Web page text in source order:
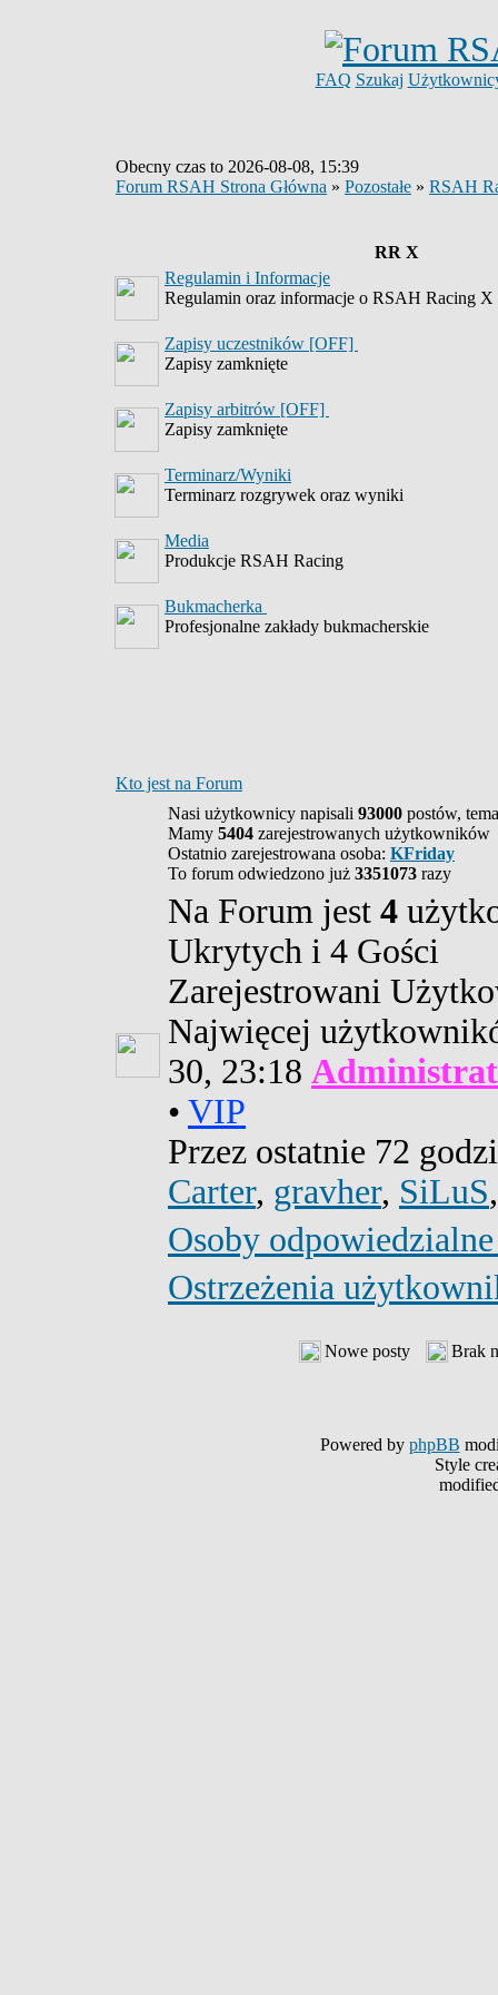
FAQ Szukaj
Obecny czas to 2026-08-08, 15:39
Forum RSAH Strona Główna » Pozostałe » RSAH
RR X
Regulamin i Informacje
Regulamin oraz informacje o RSAH Racing X
Zapisy uczestników [OFF]
Zapisy zamknięte
Zapisy arbitrów [OFF]
Zapisy zamknięte
Terminarz/Wyniki
Terminarz rozgrywek oraz wyniki
Media
Produkcje RSAH Racing
Bukmacherka
Profesjonalne zakłady bukmacherskie
Kto jest na Forum
Nasi użytkownicy napisali 93000 postów,
Mamy 5404 zarejestrowanych użytkowników
Ostatnio zarejestrowana osoba: KFriday
To forum odwiedzono już 3351073 razy
Na Forum jest 4
Ukrytych i 4 Gości
Zarejestrowani
Najwięcej
30, 23:18
• VIP
Przez ostatnie 72
Carter, gravher, SiLuS
Osoby
Ostrzeżenia
Nowe posty Brak
Powered by phpBB
Style